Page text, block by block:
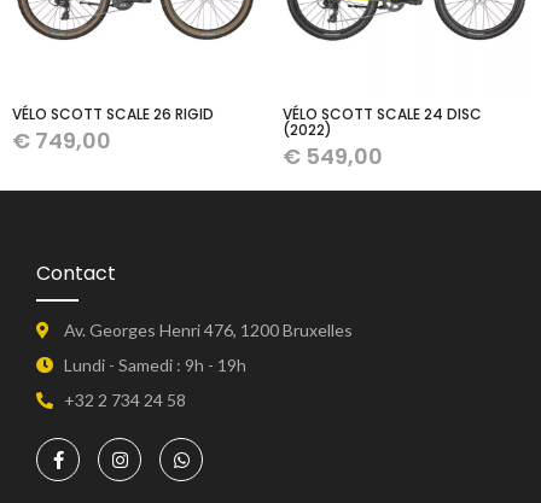
VÉLO SCOTT SCALE 26 RIGID
€ 749,00
VÉLO SCOTT SCALE 24 DISC
(2022)
€ 549,00
Contact
Av. Georges Henri 476, 1200 Bruxelles
Lundi - Samedi : 9h - 19h
+32 2 734 24 58